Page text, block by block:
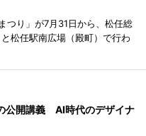
つり」が7月31日から、松任総
松任駅南広場（殿町）で行わ
公開講義 AI時代のデザイナ